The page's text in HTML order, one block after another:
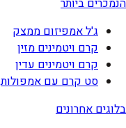
הנמכרים ביותר
ג'ל אמפיזום ממצק
קרם ויטמינים מזין
קרם ויטמינים עדין
סט קרם עם אמפולות
בלוגים אחרונים